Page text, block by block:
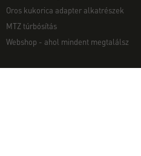
Oros kukorica adapter alkatrészek
MTZ túrbósítás
Webshop - ahol mindent megtalálsz